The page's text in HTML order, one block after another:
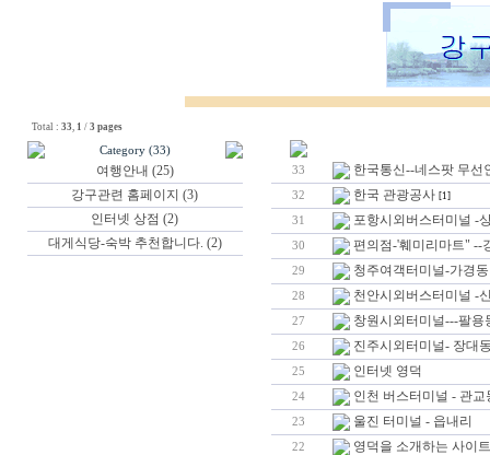
Total : 33, 1 / 3 pages
Category (33)
여행안내 (25)
강구관련 홈페이지 (3)
인터넷 상점 (2)
대게식당-숙박 추천합니다. (2)
33 한국통신--네스팟 무선
32 한국 관광공사 [1]
31 포항시외버스터미널 -
30 편의점-'훼미리마트" --
29 청주여객터미널-가경동
28 천안시외버스터미널 -
27 창원시외터미널---팔용
26 진주시외터미널- 장대
25 인터넷 영덕
24 인천 버스터미널 - 관교
23 울진 터미널 - 읍내리
22 영덕을 소개하는 사이트